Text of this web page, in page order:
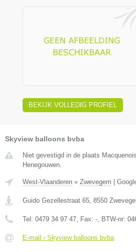
BEKIJK VOLLEDIG PROFIEL
Skyview balloons bvba
Niet gevestigd in de plaats
Henegouwen.
West-Vlaanderen » Zwevegem
Guido Gezellestraat 65, 8550
Tel: 0479 34 97 47, Fax: -, BTW-nr:
E-mail › Skyview balloons bvba